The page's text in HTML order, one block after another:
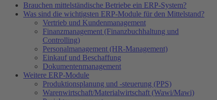
Brauchen mittelständische Betriebe ein ERP-System?
Was sind die wichtigsten ERP-Module für den Mittelstand?
Vertrieb und Kundenmanagement
Finanzmanagement (Finanzbuchhaltung und
Controlling)
Personalmanagement (HR-Management)
Einkauf und Beschaffung
Dokumentenmanagement
Weitere ERP-Module
Produktionsplanung und -steuerung (PPS)
Warenwirtschaft/Materialwirtschaft (Wawi/Mawi)